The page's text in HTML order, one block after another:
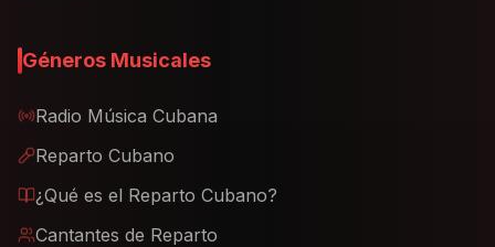
Géneros Musicales
Radio Música Cubana
Reparto Cubano
¿Qué es el Reparto Cubano?
Cantantes de Reparto